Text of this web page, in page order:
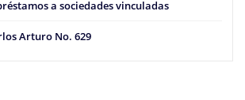
a sociedades vinculadas
Arturo No. 629